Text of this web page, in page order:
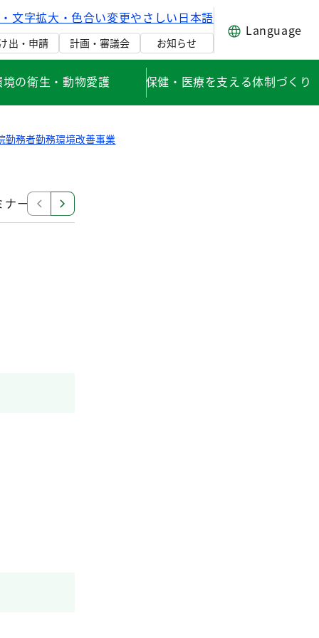
文字拡大・色合い変更やさしい日本語
出・申請 計画・審議会 お知らせ
Language
境の衛生・動物愛護 保健・医療を支える体制づくり
勤務者勤務環境改善事業
ナー 東京都医療勤務環境改善支援センター運営協議会